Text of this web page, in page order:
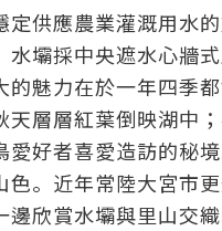
供應農業灌溉用水
壩採中央遮水心牆
魅力在於一年四季
層層紅葉倒映湖中
好者喜愛造訪的秘
。近年常陸大宮市
欣賞水壩與里山交織